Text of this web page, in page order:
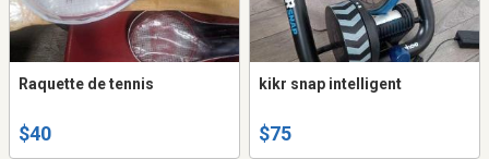
Raquette de tennis
$40
kikr snap intelligent
$75